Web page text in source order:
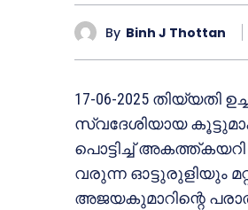
By Binh J Thottan
17-06-2025 തിയ്യതി
സ്വദേശിയായ
പൊട്ടിച്ച് അകത്ത്കയറി
വരുന്ന ഓട്ടുരുളിയും
അജയകുമാറിന്റെ